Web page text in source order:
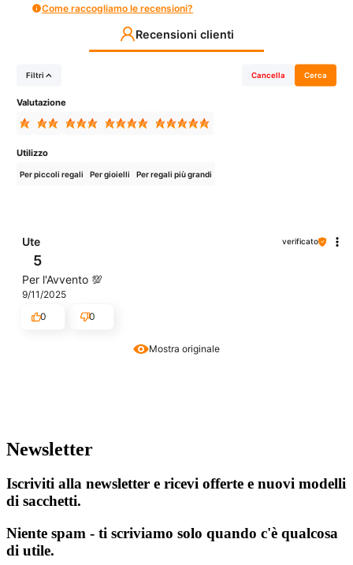
Come raccogliamo le recensioni?
Recensioni clienti
Filtri Cancella Cerca
Valutazione
Utilizzo
Per piccoli regali Per gioielli Per regali più grandi
Mostra originale
Ute verificato
5
Per l'Avvento 💯
9/11/2025
0
0
Newsletter
Iscriviti alla newsletter e ricevi offerte e nuovi modelli
di sacchetti.
Niente spam - ti scriviamo solo quando c'è qualcosa
di utile.